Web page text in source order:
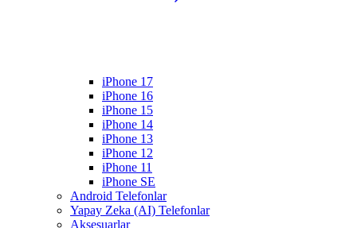
iPhone 17
iPhone 16
iPhone 15
iPhone 14
iPhone 13
iPhone 12
iPhone 11
iPhone SE
Android Telefonlar
Yapay Zeka (AI) Telefonlar
Aksesuarlar